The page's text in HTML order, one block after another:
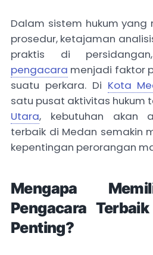
Dalam sistem hukum
prosedur, ketajaman
praktis di
pengacara menjadi faktor
suatu perkara. Di Kota
satu pusat aktivitas hukum
Utara, kebutuhan akan
terbaik di Medan semakin
kepentingan perorangan
Mengapa
Pengacara
Penting?